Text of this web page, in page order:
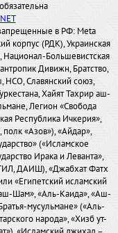
в РФ: Meta
корпус (РДК), Украинская
Национал-Большевистская
Дивижн, Братство,
НСО, Славянский союз,
Хайят Тахрир аш-
Легион «Свобода
Республика Ичкерия»,
полк «Азов»), «Айдар»,
(«Исламское
Ирака и Леванта»,
ДАИШ), «Джабхат Фатх
«Египетский исламский
Шам», «Аль-Каида», «Аш-
мусульмане» («Аль-
народа», «Хизб ут-